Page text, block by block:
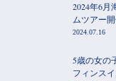
2024年6月
ムツアー
2024.07.16
5歳の女の
フィンス